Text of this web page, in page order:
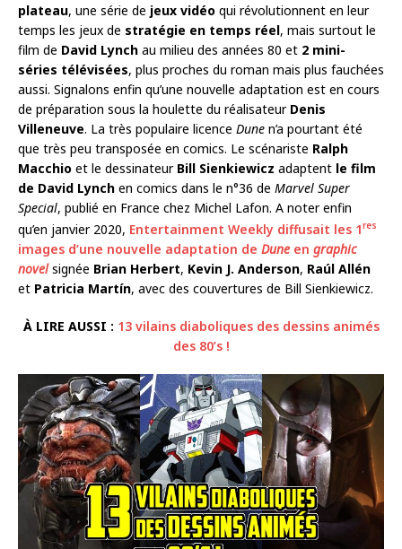
plateau, une série de jeux vidéo qui révolutionnent en leur
temps les jeux de stratégie en temps réel, mais surtout le
film de David Lynch au milieu des années 80 et 2 mini-
séries télévisées, plus proches du roman mais plus fauchées
aussi. Signalons enfin qu’une nouvelle adaptation est en cours
de préparation sous la houlette du réalisateur Denis
Villeneuve. La très populaire licence Dune n’a pourtant été
que très peu transposée en comics. Le scénariste Ralph
Macchio et le dessinateur Bill Sienkiewicz adaptent le film
de David Lynch en comics dans le n°36 de Marvel Super
Special, publié en France chez Michel Lafon. A noter enfin
qu’en janvier 2020, Entertainment Weekly diffusait les 1res
images d’une nouvelle adaptation de Dune en graphic
novelsignée Brian Herbert, Kevin J. Anderson, Raúl Allén
et Patricia Martín, avec des couvertures de Bill Sienkiewicz.
À LIRE AUSSI : 13 vilains diaboliques des dessins animés
des 80’s !